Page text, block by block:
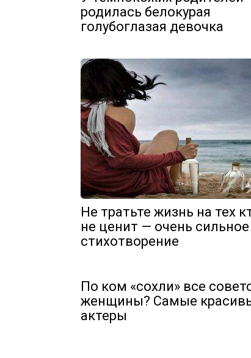
родилась белокурая
голубоглазая девочка
Не тратьте жизнь на тех
не ценит — очень сильное
стихотворение
По ком «сохли» все
женщины? Самые
актеры